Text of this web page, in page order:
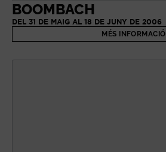
BOOMBACH
DEL 31 DE MAIG AL 18 DE JUNY DE 2006
MÉS INFORMACIÓ